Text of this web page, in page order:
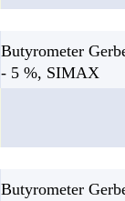
Butyrometer
- 5 %, SIMAX
Butyrometer